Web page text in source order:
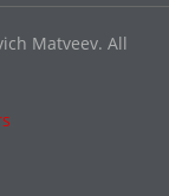
Matveev. All